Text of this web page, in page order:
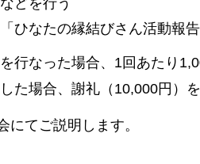
どを行う
ひなたの縁結びさん活動報
行なった場合、1回あたり
た場合、謝礼（10,000円）
にてご説明します。